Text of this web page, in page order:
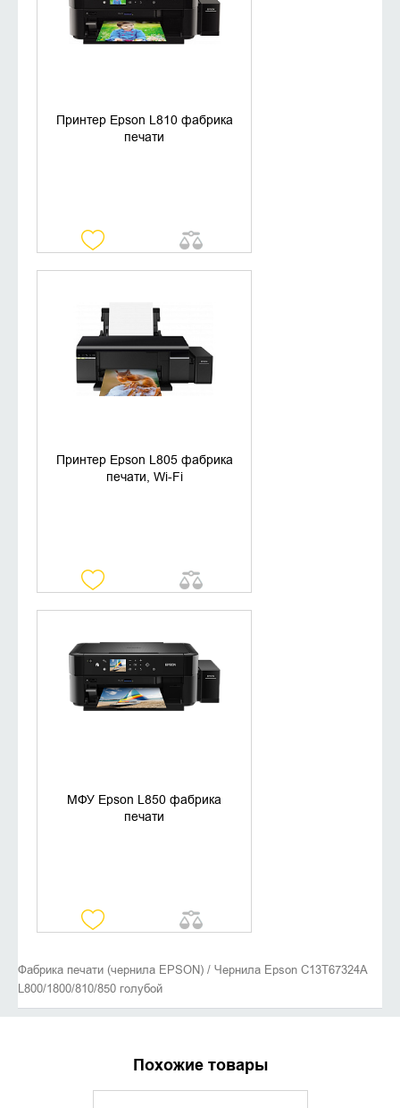
Принтер Epson L810 фабрика
печати
Принтер Epson L805 фабрика
печати, Wi-Fi
УТОЧНИТЬ НАЛИЧИЕ
МФУ Epson L850 фабрика
печати
УТОЧНИТЬ НАЛИЧИЕ
Фабрика печати (чернила EPSON) / Чернила Epson C13T67324A
L800/1800/810/850 голубой
Похожие товары